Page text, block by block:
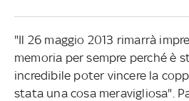
"Il 26 maggio 2013 rimarrà
memoria per sempre perché è
incredibile poter vincere la
stata una cosa meravigliosa".